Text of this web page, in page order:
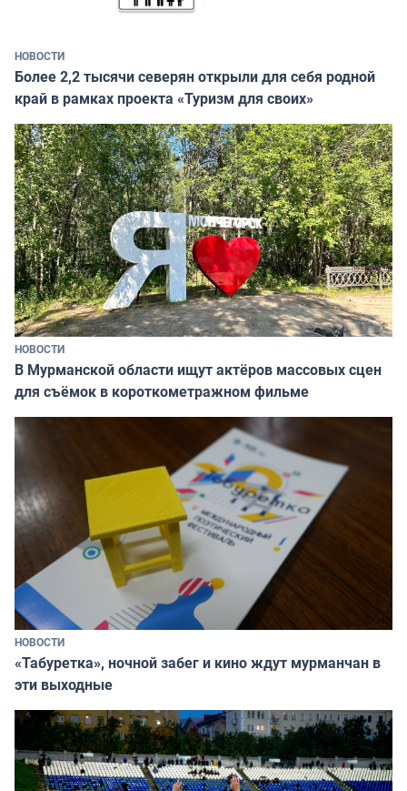
НОВОСТИ
Более 2,2 тысячи северян открыли для себя родной
край в рамках проекта «Туризм для своих»
НОВОСТИ
В Мурманской области ищут актёров массовых сцен
для съёмок в короткометражном фильме
НОВОСТИ
«Табуретка», ночной забег и кино ждут мурманчан в
эти выходные